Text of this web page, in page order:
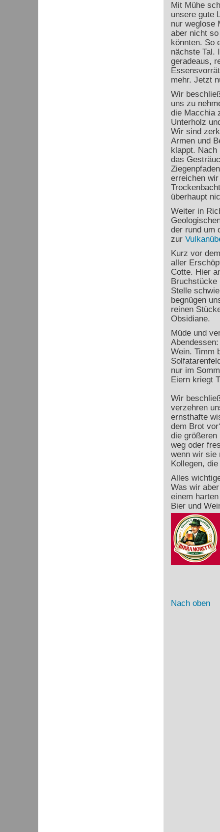
Mit Mühe
unsere gute
nur weglose
aber nicht
könnten. So
nächste Tal.
geradeaus,
mehr. Jetzt
Wir
uns zu
die Macchia
Unterholz
Wir sind
Armen und
klappt. Nach
das
erreichen
überhaupt
Weiter in
der rund um
zur
Kurz vor
aller
Cotte. Hier
Bruchstücke
Stelle
begnügen
reinen
Obsidiane.
Müde und
Wein. Timm
nur im
Eiern kriegt
Wir
verzehren
ernsthafte
dem Brot
die größeren
weg oder
wenn wir sie
Kollegen,
Alles
Was wir
einem
Bier und
Nach oben